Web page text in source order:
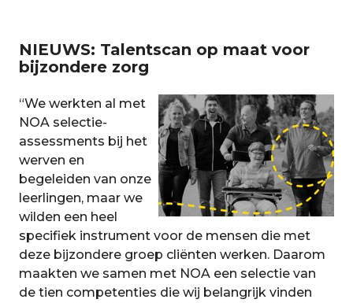
NIEUWS: Talentscan op maat voor
bijzondere zorg
“We werkten al met
NOA selectie-
assessments bij het
werven en
begeleiden van onze
leerlingen, maar we
wilden een heel
specifiek instrument voor de mensen die met
deze bijzondere groep cliënten werken. Daarom
maakten we samen met NOA een selectie van
de tien competenties die wij belangrijk vinden